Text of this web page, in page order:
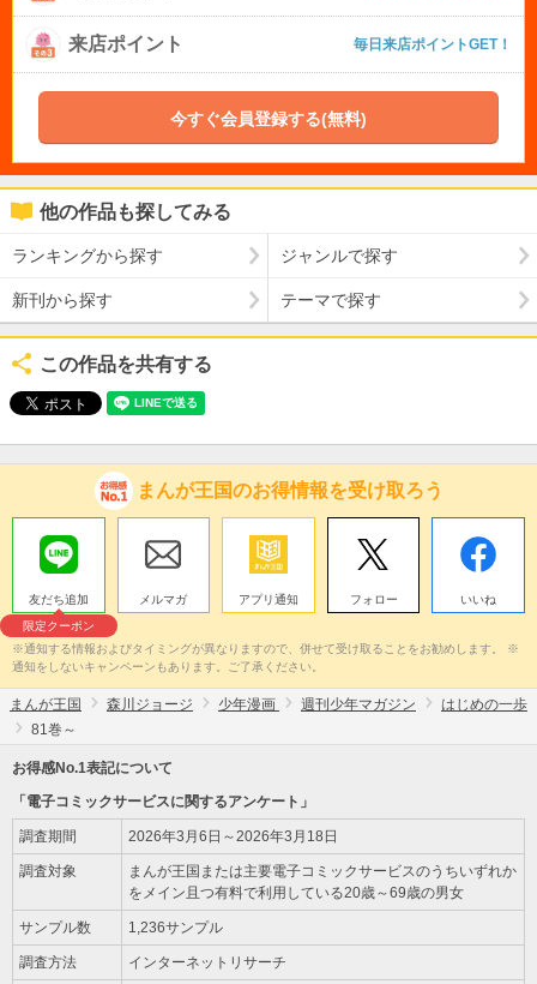
来店ポイント 毎日来店ポイントGET！
今すぐ会員登録する(無料)
他の作品も探してみる
ランキングから探す ジャンルで探す
新刊から探す テーマで探す
この作品を共有する
まんが王国のお得情報を受け取ろう
友だち追加
限定クーポン
メルマガ アプリ通知 フォロー いいね
※通知する情報およびタイミングが異なりますので、併せて受け取ることをお勧めします。 ※
通知をしないキャンペーンもあります。ご了承ください。
まんが王国 森川ジョージ 少年漫画 週刊少年マガジン
はじめの一歩
81巻～
お得感No.1表記について
「電子コミックサービスに関するアンケート」
調査期間 2026年3月6日～2026年3月18日
調査対象
まんが王国または主要電子コミックサービスのうちいずれか
をメイン且つ有料で利用している20歳～69歳の男女
サンプル数 1,236サンプル
調査方法 インターネットリサーチ